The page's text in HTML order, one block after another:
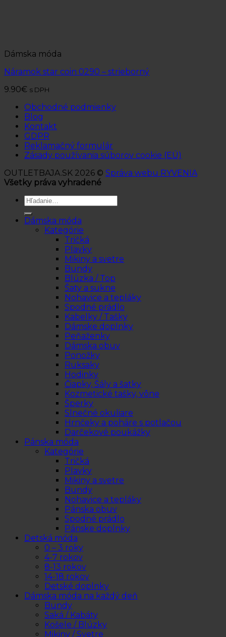
Dámska móda
Náramok star coin 0290 – strieborný
9.90€ s DPH
Obchodné podmienky
Blog
Kontakt
GDPR
Reklamačný formulár
Zásady používania súborov cookie (EÚ)
OUTLETBAJA.SK 2026 © Správa webu RYVENIA
Všetky práva vyhradené
Hľadať:
Dámska móda
Kategórie
Tričká
Plavky
Mikiny a svetre
Bundy
Blúzka / Top
Šaty a sukne
Nohavice a tepláky
Spodné prádlo
Kabelky / Tašky
Dámske doplnky
Peňaženky
Dámska obuv
Ponožky
Ruksaky
Hodinky
Čiapky, Šály a šatky
Kozmetické tašky, vône
Šperky
Slnečné okuliare
Hrnčeky a poháre s potlačou
Darčekové poukážky
Pánska móda
Kategórie
Tričká
Plavky
Mikiny a svetre
Bundy
Nohavice a tepláky
Pánska obuv
Spodné prádlo
Pánske doplnky
Detská móda
0 – 3 roky
4-7 rokov
8-13 rokov
14-18 rokov
Detské doplnky
Dámska móda na každý deň
Bundy
Saká / Kabáty
Košele / Blúzky
Mikiny / Svetre